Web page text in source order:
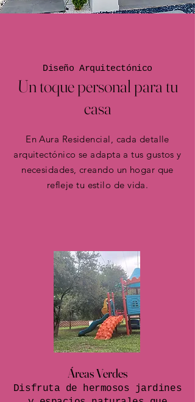
Diseño Arquitectónico
Un toque personal para tu
casa
En Aura Residencial, cada detalle
arquitectónico se adapta a tus gustos y
necesidades, creando un hogar que
refleje tu estilo de vida.
Áreas Verdes
Disfruta de hermosos jardines